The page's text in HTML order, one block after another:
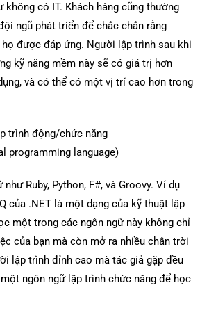
không có IT. Khách hàng cũng thường
ngũ phát triển để chắc chắn rằng
họ được đáp ứng. Người lập trình sau khi
kỹ năng mềm này sẽ có giá trị hơn
và có thể có một vị trí cao hơn trong
trình động/chức năng
programming language)
Ruby, Python, F#, và Groovy. Ví dụ
của .NET là một dạng của kỹ thuật lập
một trong các ngôn ngữ này không chỉ
của bạn mà còn mở ra nhiều chân trời
lập trình đỉnh cao mà tác giả gặp đều
ngôn ngữ lập trình chức năng để học